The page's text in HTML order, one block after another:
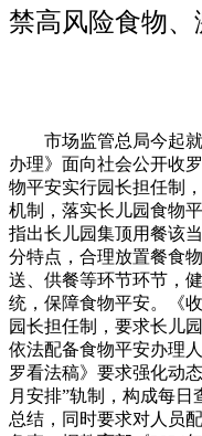
禁高风险食物
市场监管总局今起就
办理》面向社会公开收
物平安实行园长担任制
机制，落实长儿园食物
指出长儿园集顶用餐该
分特点，合理放置餐食
送、供餐等环节环节，
统，保障食物平安。《
园长担任制，要求长儿
依法配备食物平安办理
罗看法稿》要求强化动
月安排”轨制，构成每
总结，同时要求对人员